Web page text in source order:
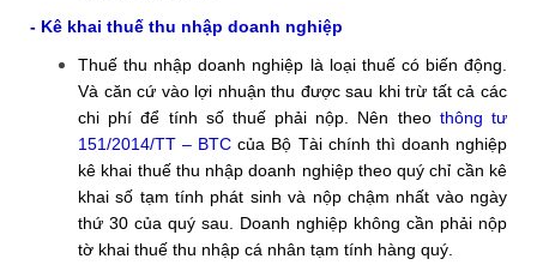
- Kê khai thuế thu nhập doanh nghiệp
Thuế thu nhập doanh nghiệp là loại thuế có biến động.
Và căn cứ vào lợi nhuận thu được sau khi trừ tất cả các
chi phí để tính số thuế phải nộp. Nên theo thông tư
151/2014/TT – BTC của Bộ Tài chính thì doanh nghiệp
kê khai thuế thu nhập doanh nghiệp theo quý chỉ cần kê
khai số tạm tính phát sinh và nộp chậm nhất vào ngày
thứ 30 của quý sau. Doanh nghiệp không cần phải nộp
tờ khai thuế thu nhập cá nhân tạm tính hàng quý.